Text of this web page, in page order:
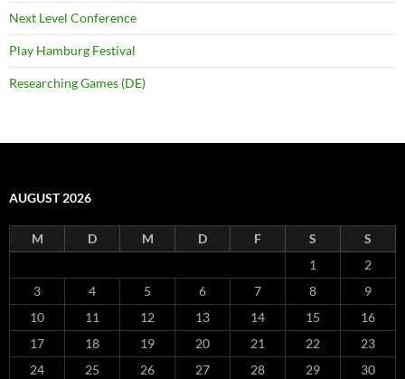
Next Level Conference
Play Hamburg Festival
Researching Games (DE)
AUGUST 2026
M D M D F S
S
1
2
3
4 5 6 7 8
9
10
11 12 13 14 15
16
17
18 19 20 21 22
23
24
25 26 27 28 29
30